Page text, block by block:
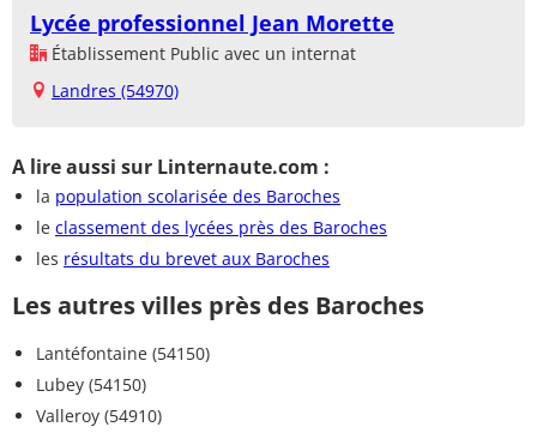
Lycée professionnel Jean Morette
Établissement Public avec un internat
Landres (54970)
A lire aussi sur Linternaute.com :
la population scolarisée des Baroches
le classement des lycées près des Baroches
les résultats du brevet aux Baroches
Les autres villes près des Baroches
Lantéfontaine (54150)
Lubey (54150)
Valleroy (54910)